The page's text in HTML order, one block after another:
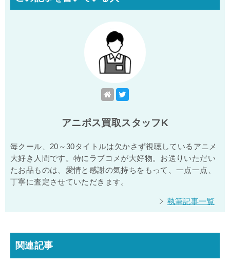
アニポス買取スタッフK
毎クール、20～30タイトルは欠かさず視聴しているアニメ
大好き人間です。特にラブコメが大好物。お送りいただい
たお品ものは、愛情と感謝の気持ちをもって、一点一点、
丁寧に査定させていただきます。
執筆記事一覧
関連記事